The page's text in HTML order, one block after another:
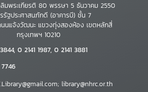
ลิมพระเกียรติ 80 พรรษา 5 ธันวาคม 2550
รัฐประศาสนภักดี (อาคารบี) ชั้น 7
นแจ้งวัฒนะ แขวงทุ่งสองห้อง เขตหลักสี่
กรุงเทพฯ 10210
0 2141 1987, 0 2141 3881
library@nhrc.or.th